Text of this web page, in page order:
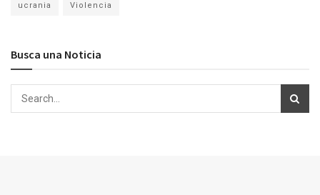
ucrania Violencia
Busca una Noticia